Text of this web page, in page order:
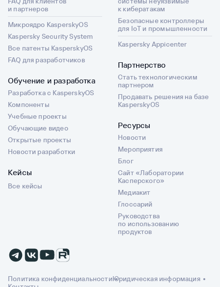
и партнеров
Микроядро KasperskyOS
Kaspersky Security System
Все патенты KasperskyOS
FAQ для разработчиков
Обучение и разработка
Разработка с KasperskyOS
Компоненты
Учебные проекты
Обучающие видео
Открытые проекты
Новости разработки
Кейсы
Все кейсы
к кибератакам
Безопасные контроллеры
для IoT и промышленности
Kaspersky Appicenter
Партнерство
Стать технологическим
партнером
Продавать решения на базе
KasperskyOS
Ресурсы
Новости
Мероприятия
Блог
Сайт «Лаборатории
Касперского»
Медиакит
Глоссарий
Руководства
по использованию
продуктов
Политика конфиденциальностиЮридическая информация